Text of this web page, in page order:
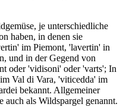
je unterschiedliche
haben, in denen sie
im Piemont, 'lavertin' in
und in der Gegend von
oder 'vidisoni' oder 'varts'; In
Val di Vara, 'viticedda' im
bekannt. Allgemeiner
auch als Wildspargel genannt.